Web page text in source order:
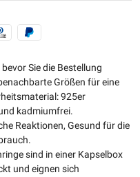
Sie die Bestellung
Größen für eine
925er
kadmiumfrei.
Reaktionen, Gesund für die
sind in einer Kapselbox
und eignen sich